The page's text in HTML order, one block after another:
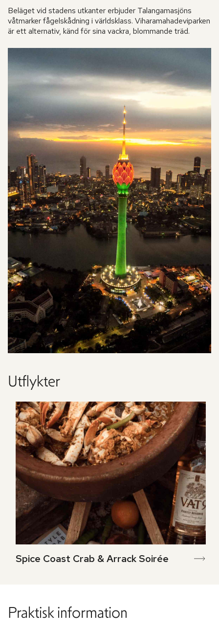
Beläget vid stadens utkanter erbjuder Talangamasjöns
våtmarker fågelskådning i världsklass. Viharamahadeviparken
är ett alternativ, känd för sina vackra, blommande träd.
Utflykter
Spice Coast Crab & Arrack Soirée
Praktisk information